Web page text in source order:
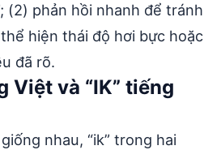
(2) phản hồi nhanh để tránh
hiện thái độ hơi bực hoặc
đã rõ.
Việt và “IK” tiếng
nhau, “ik” trong hai